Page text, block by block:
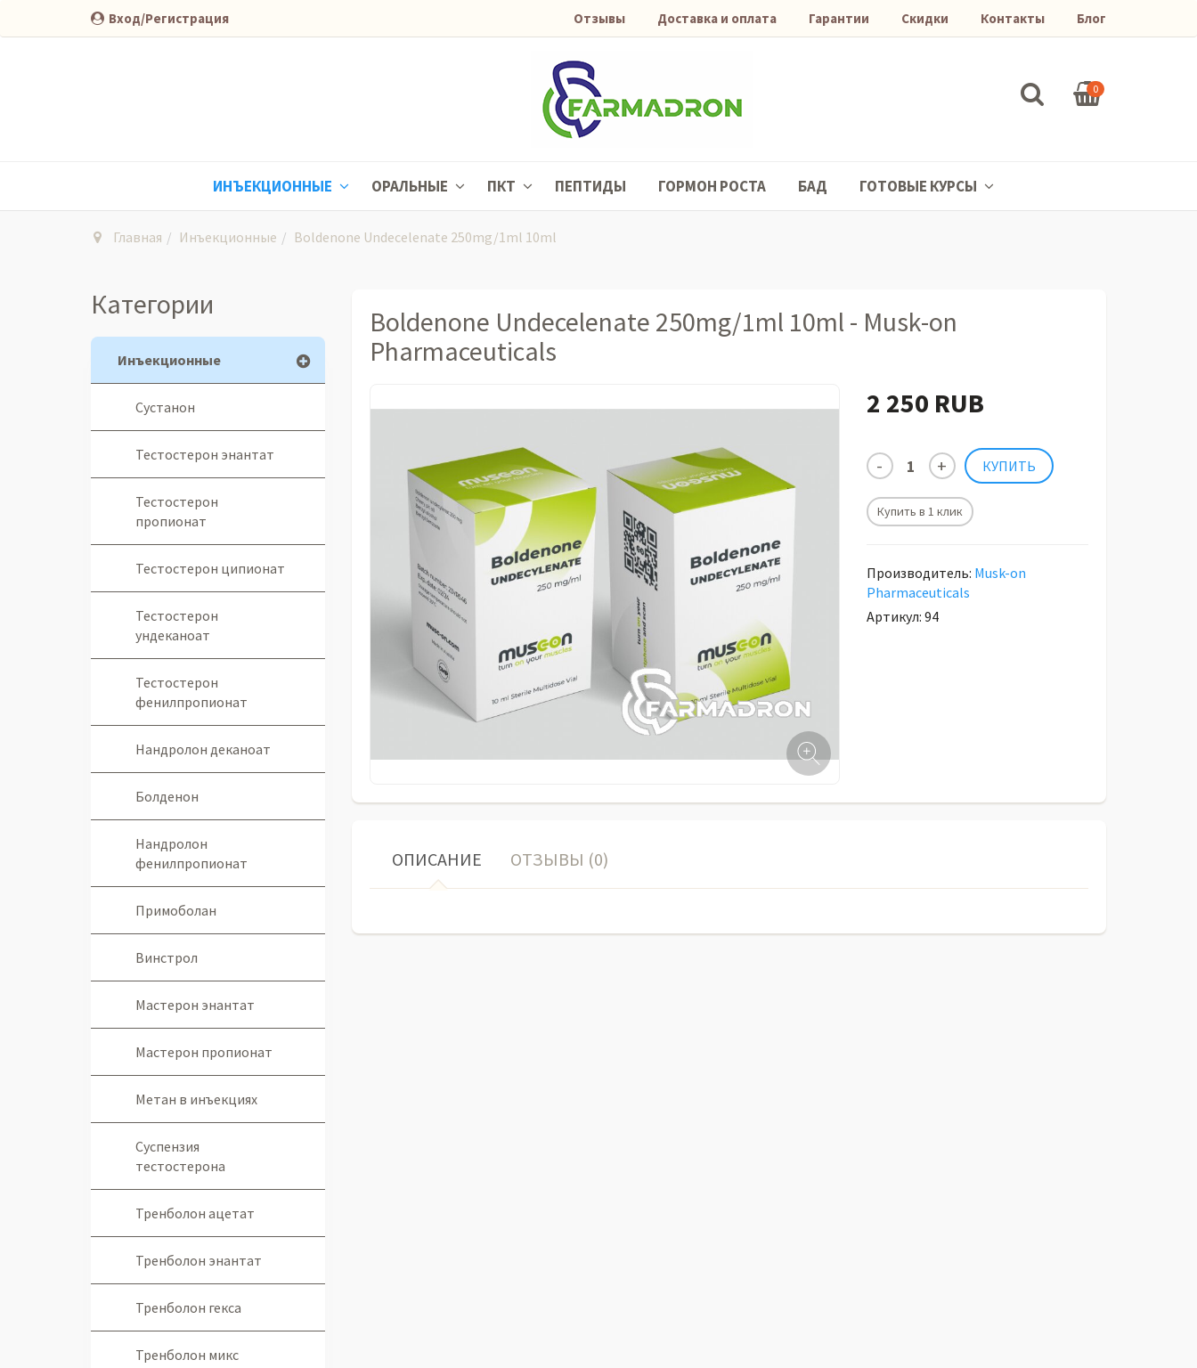
Вход/Регистрация Отзывы Доставка и оплата Гарантии Скидки Контакты Блог
0
ИНЪЕКЦИОННЫЕ ОРАЛЬНЫЕ ПКТ ПЕПТИДЫ ГОРМОН РОСТА БАД ГОТОВЫЕ КУРСЫ
Главная Инъекционные Boldenone Undecelenate 250mg/1ml 10ml
Boldenone Undecelenate 250mg/1ml 10ml - Musk-on
Pharmaceuticals
2 250 RUB
Купить в 1 клик
Производитель: Musk-on
Pharmaceuticals
Артикул: 94
ОПИСАНИЕ ОТЗЫВЫ (0)
Категории
Инъекционные
Сустанон
Тестостерон энантат
Тестостерон
пропионат
Тестостерон ципионат
Тестостерон
ундеканоат
Тестостерон
фенилпропионат
Нандролон деканоат
Болденон
Нандролон
фенилпропионат
Примоболан
Винстрол
Мастерон энантат
Мастерон пропионат
Метан в инъекциях
Суспензия
тестостерона
Тренболон ацетат
Тренболон энантат
Тренболон гекса
Тренболон микс